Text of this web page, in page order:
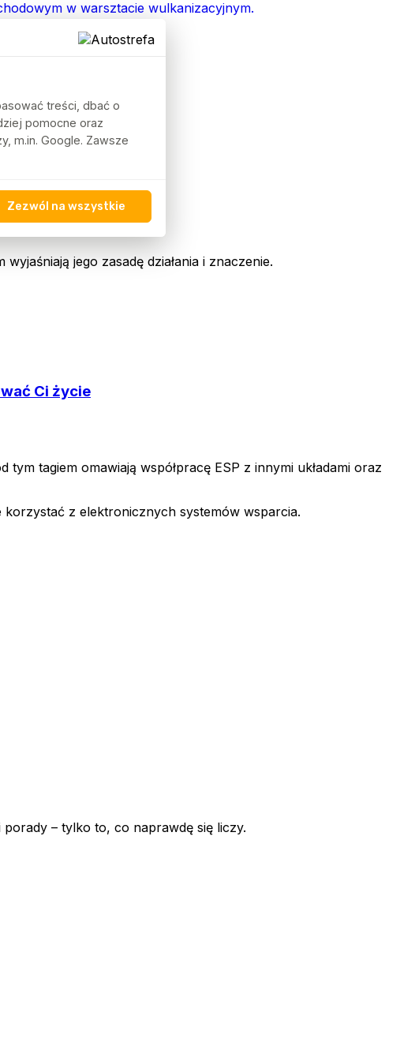
treści, dbać o
pomocne oraz
m.in. Google. Zawsze
Zezwól na wszystkie
jego zasadę działania i znaczenie.
Ci życie
tagiem omawiają współpracę ESP z innymi układami oraz
korzystać z elektronicznych systemów wsparcia.
– tylko to, co naprawdę się liczy.